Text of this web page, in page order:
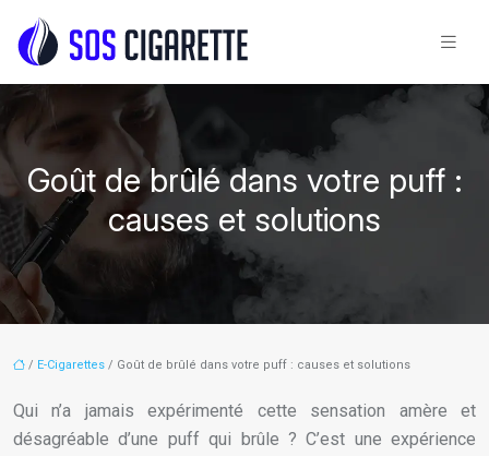
Goût de brûlé dans votre puff :
causes et solutions
/ E-Cigarettes / Goût de brûlé dans votre puff : causes et solutions
Qui n’a jamais expérimenté cette sensation amère et
désagréable d’une puff qui brûle ? C’est une expérience